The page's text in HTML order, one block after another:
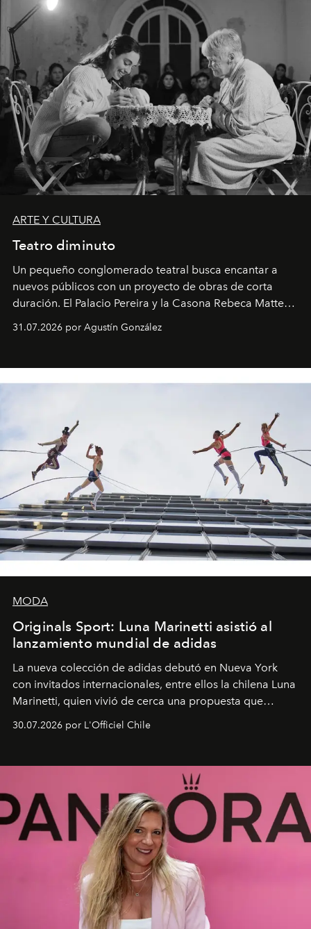
ARTE Y CULTURA
Teatro diminuto
Un pequeño conglomerado teatral busca encantar a
nuevos públicos con un proyecto de obras de corta
duración. El Palacio Pereira y la Casona Rebeca Matte
miniobras. Sus puestas en escena son limpias; ponen el
31.07.2026 por Agustín González
MODA
Originals Sport: Luna Marinetti asistió al
lanzamiento mundial de adidas
La nueva colección de adidas debutó en Nueva York
con invitados internacionales, entre ellos la chilena Luna
Marinetti, quien vivió de cerca una propuesta que
30.07.2026 por L'Officiel Chile